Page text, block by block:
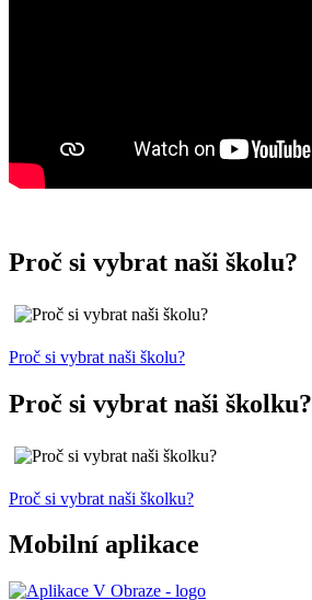
Proč si vybrat naši školu?
Proč si vybrat naši školu?
Proč si vybrat naši školku?
Proč si vybrat naši školku?
Mobilní aplikace